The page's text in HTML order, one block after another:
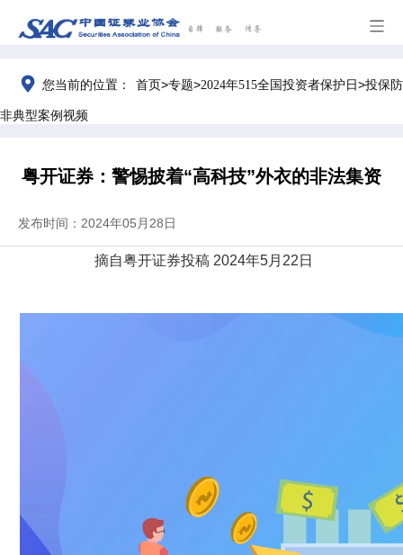
您当前的位置： 首页>专题>2024年515全国投资者保护日 >投保防
非典型案例视频
粤开证券：警惕披着“高科技”外衣的非法集资
发布时间：2024年05月28日
摘自粤开证券投稿2024年5月 22 日